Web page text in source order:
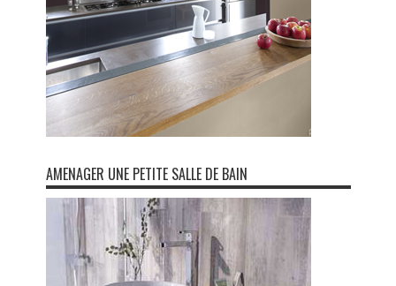
AMENAGER UNE PETITE SALLE DE BAIN